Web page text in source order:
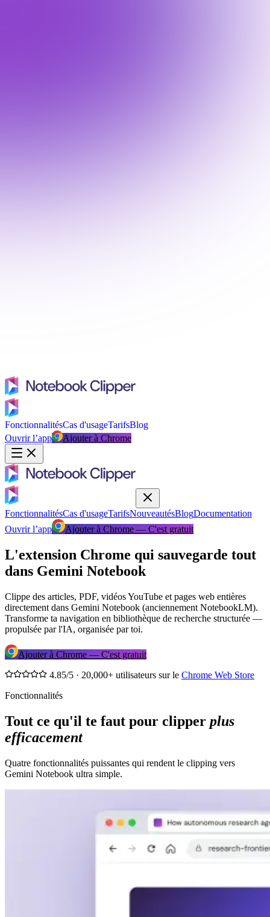
FonctionnalitésCas d'usageTarifsBlog
Ouvrir l’app
Ajouter à Chrome
FonctionnalitésCas d'usageTarifsNouveautésBlogDocumentation
Ouvrir l’app
Ajouter à Chrome — C'est gratuit
L'extension Chrome qui sauvegarde tout
dans Gemini Notebook
Clippe des articles, PDF, vidéos YouTube et pages web entières
directement dans Gemini Notebook (anciennement NotebookLM).
Transforme ta navigation en bibliothèque de recherche structurée —
propulsée par l'IA, organisée par toi.
Ajouter à Chrome — C'est gratuit
4.85/5 · 20,000+ utilisateurs sur le Chrome Web Store
Fonctionnalités
Tout ce qu'il te faut pour clipper plus
efficacement
Quatre fonctionnalités puissantes qui rendent le clipping vers
Gemini Notebook ultra simple.